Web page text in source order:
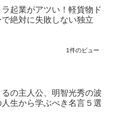
起業がアツい！軽貨物ド
で絶対に失敗しない独立
1件のビュー
るの主人公、明智光秀の波
生から学ぶべき名言５選